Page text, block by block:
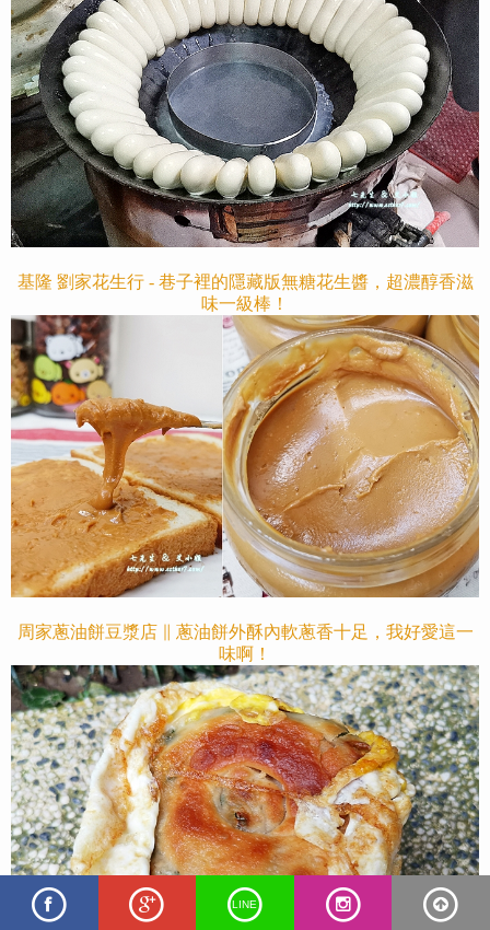
基隆 劉家花生行 - 巷子裡的隱藏版無糖花生醬，超濃醇香滋
味一級棒！
周家蔥油餅豆漿店 ∥ 蔥油餅外酥內軟蔥香十足，我好愛這一
味啊！
LINE